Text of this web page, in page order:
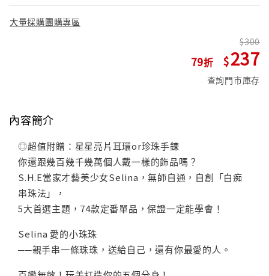
大量採購團購專區
79
300
237
查詢門市庫存
內容簡介
◎超值附贈：星星亮片耳環or珍珠手鍊
你還跟幾百幾千幾萬個人戴一樣的飾品嗎？
S.H.E當家才藝美少女Selina，無師自通，自創「白痴
串珠法」，
5大首選主題，74款定番單品，保證一定能學會！
Selina 愛的小珠珠
──親手串一條珠珠，送給自己，還有你最愛的人。